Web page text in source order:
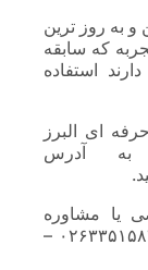
و به روز ترین
که سابقه
استفاده
ای البرز
به آدرس
یا مشاوره
تلفنی با شماره های ۰۲۶۳۳۵۰۰۸۳۸ – ۰۲۶۳۳۵۱۵۸۳۹ –